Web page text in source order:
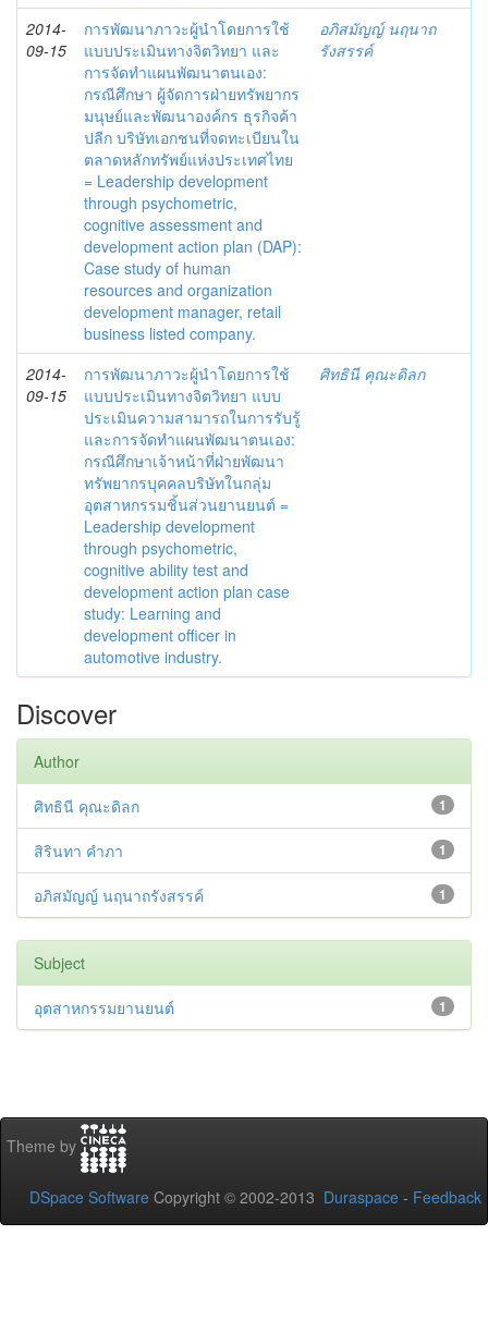
2014-
09-15
การพัฒนาภาวะผู้นำโดยการใช้
แบบประเมินทางจิตวิทยา และ
การจัดทำแผนพัฒนาตนเอง:
กรณีศึกษา ผู้จัดการฝ่ายทรัพยากร
มนุษย์และพัฒนาองค์กร ธุรกิจค้า
ปลีก บริษัทเอกชนที่จดทะเบียนใน
ตลาดหลักทรัพย์แห่งประเทศไทย
= Leadership development
through psychometric,
cognitive assessment and
development action plan (DAP):
Case study of human
resources and organization
development manager, retail
business listed company.
อภิสมัญญ์ นฤนาถ
รังสรรค์
2014-
09-15
การพัฒนาภาวะผู้นำโดยการใช้
แบบประเมินทางจิตวิทยา แบบ
ประเมินความสามารถในการรับรู้
และการจัดทำแผนพัฒนาตนเอง:
กรณีศึกษาเจ้าหน้าที่ฝ่ายพัฒนา
ทรัพยากรบุคคลบริษัทในกลุ่ม
อุตสาหกรรมชิ้นส่วนยานยนต์ =
Leadership development
through psychometric,
cognitive ability test and
development action plan case
study: Learning and
development officer in
automotive industry.
ศิทธินี คุณะดิลก
Discover
Author
1
ศิทธินี คุณะดิลก
1
สิรินทา คำภา
1
อภิสมัญญ์ นฤนาถรังสรรค์
Subject
1
อุตสาหกรรมยานยนต์
Theme by
DSpace Software Copyright © 2002-2013 Duraspace - Feedback